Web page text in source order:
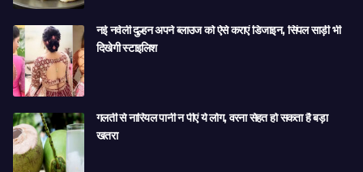
नई नवेली दुल्हन अपने ब्लाउज को ऐसे कराएं डिजाइन, सिंपल साड़ी भी
दिखेगी स्टाइलिश
गलती से नारियल पानी न पीएं ये लोग, वरना सेहत हो सकता है बड़ा
खतरा